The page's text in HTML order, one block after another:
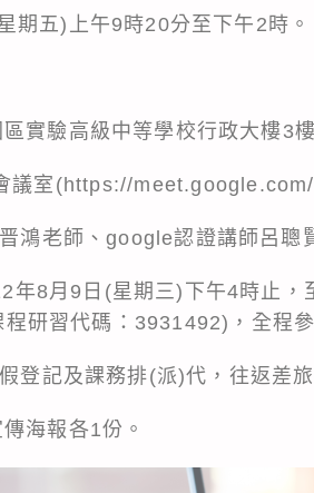
期五)上午9時20分至下午2時。
實驗高級中等學校行政大樓3
議室(https://
鴻老師、google認證講師呂聰
年8月9日(星期三)下午4時止
研習代碼：3931492)，全程
登記及課務排(派)代，往返差
海報各1份。